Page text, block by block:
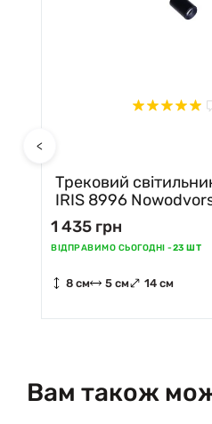
<
Трековий
IRIS 8996
1 435 грн
ВІДПРАВИМО СЬОГОДНІ -23 ШТ
8 см 5 см 14 см
Вам також